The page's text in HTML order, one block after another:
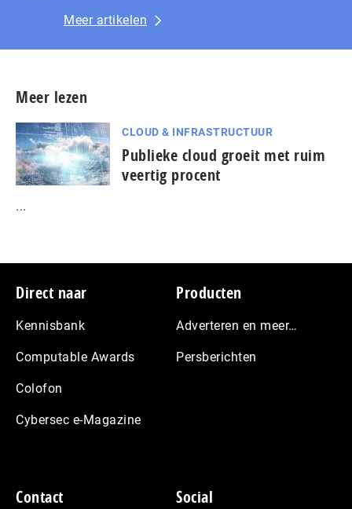
Meer artikelen
Meer lezen
CLOUD & INFRASTRUCTUUR
Publieke cloud groeit met ruim
veertig procent
...
Footer
Direct naar
Kennisbank
Computable Awards
Colofon
Cybersec e-Magazine
Producten
Adverteren en meer…
Persberichten
Contact Social